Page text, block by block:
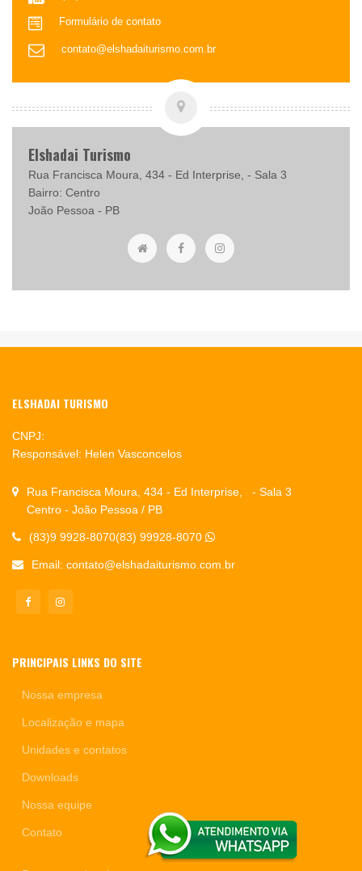
Formulário de contato
contato@elshadaiturismo.com.br
Elshadai Turismo
Rua Francisca Moura, 434 - Ed Interprise, - Sala 3
Bairro: Centro
João Pessoa - PB
ELSHADAI TURISMO
CNPJ:
Responsável: Helen Vasconcelos
Rua Francisca Moura, 434 - Ed Interprise, - Sala 3
Centro - João Pessoa / PB
(83)9 9928-8070(83) 99928-8070
Email: contato@elshadaiturismo.com.br
PRINCIPAIS LINKS DO SITE
Nossa empresa
Localização e mapa
Unidades e contatos
Downloads
Nossa equipe
Contato